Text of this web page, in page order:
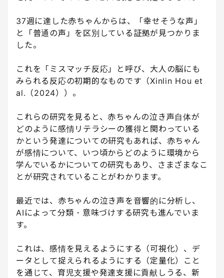
37週に達した赤ちゃんからは、「幸せそうな声」
と「普通の声」を区別している証拠が見つかりま
した。
これを「ミスマッチ反応」と呼び、大人の脳にも
みられる反応の初期的なものです（Xinlin Hou et
al.（2024））。
これらの研究を見ると、赤ちゃんの泣き声自体が
どのように感情リテラシーの獲得と関わっている
かという発達についての研究もあれば、赤ちゃん
が感情について、いつ頃からどのように環境から
学んでいるかについての研究もあり、さまざまなこ
とが研究されていることがわかります。
最近では、赤ちゃんの泣き声を音響的に分析し、
AIによって分類・意味づけする研究も進んでいま
す。
これは、感情を見えるようにする（可視化）、デ
ータとして捉えられるようにする（定量化）こと
を通じて、育児支援や発達支援に貢献しうる、新